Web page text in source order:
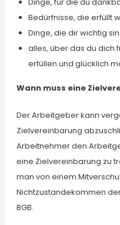
Bedürfnisse, die erfüllt
Dinge, die dir wichtig
alles, über das du dich
erfüllen und glücklich
Wann muss eine
Der Arbeitgeber kann
Zielvereinbarung
Arbeitnehmer den
eine Zielvereinbarung zu
man von einem
Nichtzustandekommen
BGB.